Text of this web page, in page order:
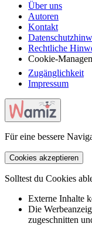
Über uns
Autoren
Kontakt
Rechtliche
Cookie-
Zugänglichkeit
Impressum
Für eine bessere
Cookies akzeptieren
Solltest du Cookies
Externe Inhalte
Die
zugeschnitten